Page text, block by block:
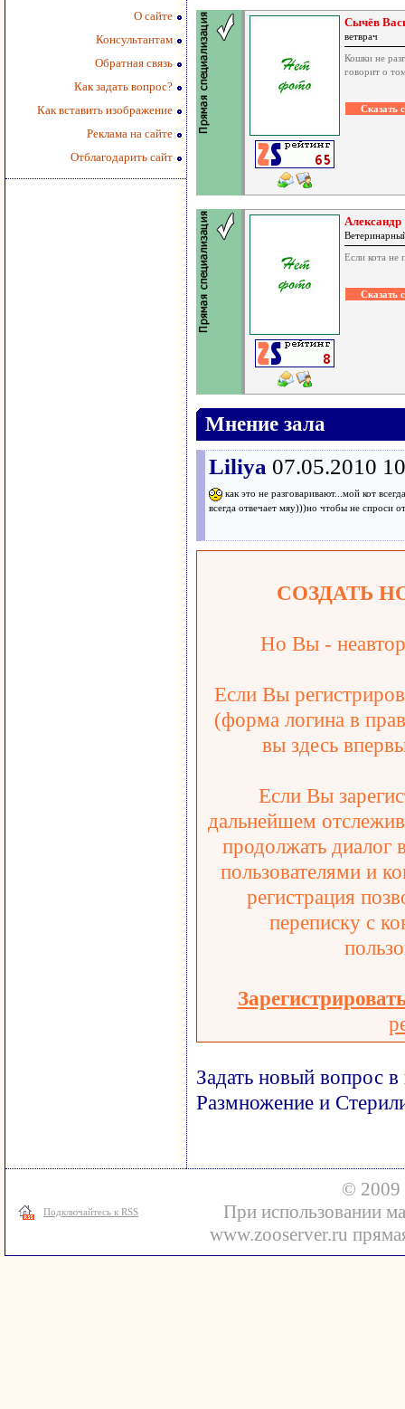
О сайте
Консультантам
Обратная связь
Как задать вопрос?
Как вставить изображение
Реклама на сайте
Отблагодарить сайт
Сычёв
ветврач
Кошки не
говорит о
Александр
Если кота не
Мнение зала
Liliya 07.05.2010
как это не разговаривают...мой кот
всегда отвечает мяу)))но чтобы не спроси
СОЗДАТЬ
Но Вы -
Если Вы
(форма логина в
вы здесь
Если Вы
дальнейшем
продолжать диалог
пользователями и
регистрация
переписку с
Задать новый вопрос
Размножение и
Подключайтесь к RSS
© 2009
При использовании
www.zooserver.ru